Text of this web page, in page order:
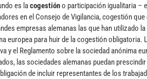
es lacogestióno participación igualitaria –
en el Consejo de Vigilancia, cogestión
empresas alemanas las que han utilizado la
europea para huir de la cogestión obligatoria.
y el Reglamento sobre la sociedad anónima
las sociedades alemanas puedan
de incluir representantes de los